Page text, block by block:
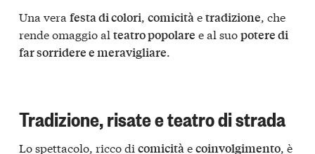
Una vera festa di colori, comicitàetradizione, che
rende omaggio al teatro popolare e al suopotere di
far sorridere e meravigliare.
Tradizione, risate e teatro di strada
Lo spettacolo, ricco di comicitàecoinvolgimento, è